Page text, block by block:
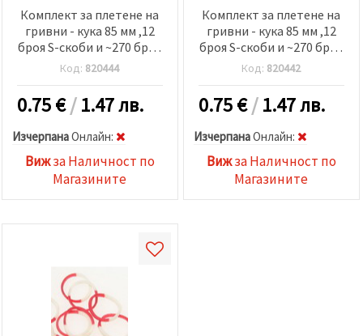
Комплект за плетене на
гривни - кука 85 мм ,12
броя S-скоби и ~270 броя
ластички 18 мм -
електрик прозрачни
оранжеви
Код: 820444
0.75€/1.47 лв.
ИзчерпанаOнлайн:
Вижза Наличност по
Магазините
Комплект за плетене на
гривни - кука 85 мм ,12
броя S-скоби и ~270 броя
ластички 18 мм -
електрик прозрачни
лилави
Код: 820442
0.75€/1.47 лв.
ИзчерпанаOнлайн:
Вижза Наличност по
Магазините